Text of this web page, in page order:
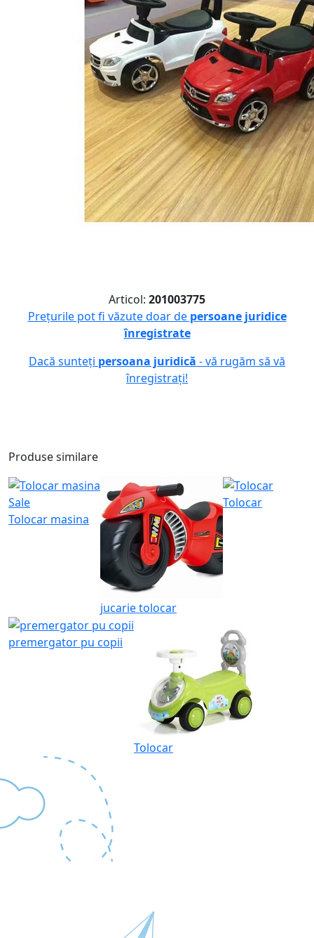
Articol: 201003775
Prețurile pot fi văzute doar de persoane juridice
înregistrate
Dacă sunteți persoana juridică - vă rugăm să vă
înregistrați!
Produse similare
Sale
Tolocar masina
jucarie tolocar
Tolocar
premergator pu copii
Tolocar